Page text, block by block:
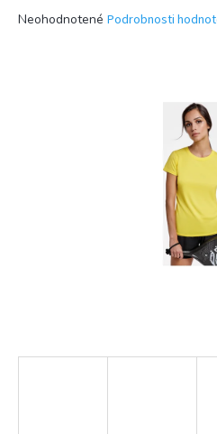
Priemerné
Neohodnotené Podrobnosti